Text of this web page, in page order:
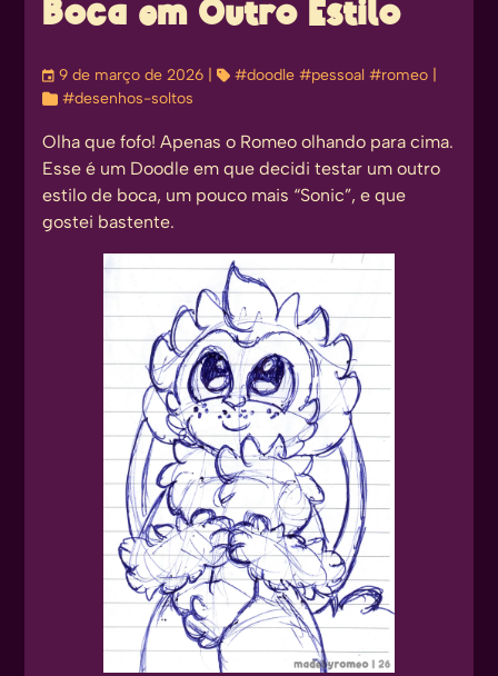
Boca em Outro Estilo
󰃭9 de março de 2026 | #doodle #pessoal #romeo
#desenhos-soltos
Olha que fofo! Apenas o Romeo olhando para cima.
Esse é um Doodle em que decidi testar um outro
estilo de boca, um pouco mais “Sonic”, e que
gostei bastente.